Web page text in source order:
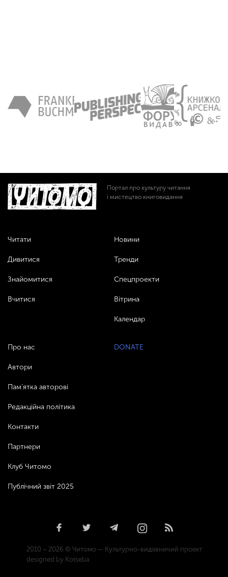
Портал про культуру читання
і мистецтво книговидання
Читати
Дивитися
Знайомитися
Вчитися
Новини
Тренди
Спецпроекти
Вітрина
Календар
Про нас
Автори
Пам’ятка авторові
Редакційна політика
Контакти
Партнери
Клуб Читомо
Публічний звіт 2025
DONATE
2010 – 2026 © Читомо — Культурно-видавничий проект
designed by Kotseba